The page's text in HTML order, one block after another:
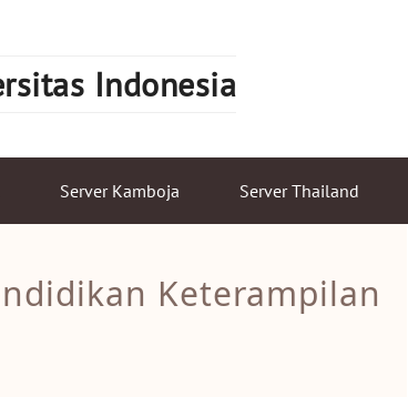
Indonesia
Server Kamboja Server Thailand
Keterampilan